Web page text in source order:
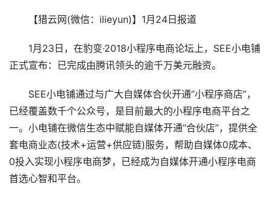
【猎云网(微信：ilieyun)】1月24日报道
1月23日，在豹变·2018小程序电商论坛上，SEE小电铺
正式宣布：已完成由腾讯领头的逾千万美元融资。
SEE小电铺通过与广大自媒体合伙开通“小程序商店”，
已经覆盖数千个公众号，是目前最大的小程序电商平台之
一。小电铺在微信生态中赋能自媒体开通“合伙店”，提供全
套电商业态(技术+运营+供应链)服务，帮助自媒体0成本、
0投入实现小程序电商梦，已经成为自媒体开通小程序电商
首选心智和平台。